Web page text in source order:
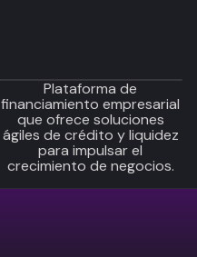
Plataforma de
financiamiento empresarial
que ofrece soluciones
ágiles de crédito y liquidez
para impulsar el
crecimiento de negocios.